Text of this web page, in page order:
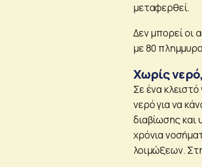
μεταφερθεί.
Δεν μπορεί οι
με 80
Χωρίς
Σε ένα
νερό για να
διαβίωσης και
χρόνια
λοιμώξεων.